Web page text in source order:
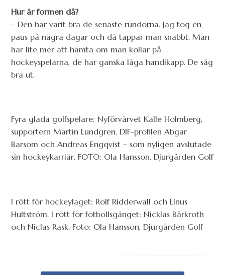
Hur är formen då?
– Den har varit bra de senaste rundorna. Jag tog en
paus på några dagar och då tappar man snabbt. Man
har lite mer att hämta om man kollar på
hockeyspelarna, de har ganska låga handikapp. De såg
bra ut.
Fyra glada golfspelare: Nyförvärvet Kalle Holmberg,
supportern Martin Lundgren, DIF-profilen Abgar
Barsom och Andreas Engqvist – som nyligen avslutade
sin hockeykarriär. FOTO: Ola Hansson, Djurgården Golf
I rött för hockeylaget: Rolf Ridderwall och Linus
Hultström. I rött för fotbollsgänget: Nicklas Bärkroth
och Niclas Rask. Foto: Ola Hansson, Djurgården Golf